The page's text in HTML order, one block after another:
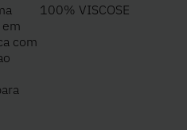
com
100% VISCOSE